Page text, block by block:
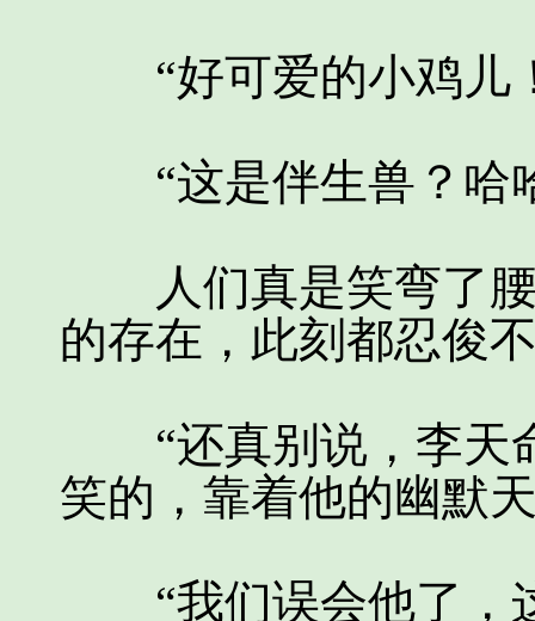
“好可爱的小鸡儿
“这是伴生兽？哈
人们真是笑弯了腰
的存在，此刻都忍俊
“还真别说，李天
笑的，靠着他的幽默
“我们误会他了，